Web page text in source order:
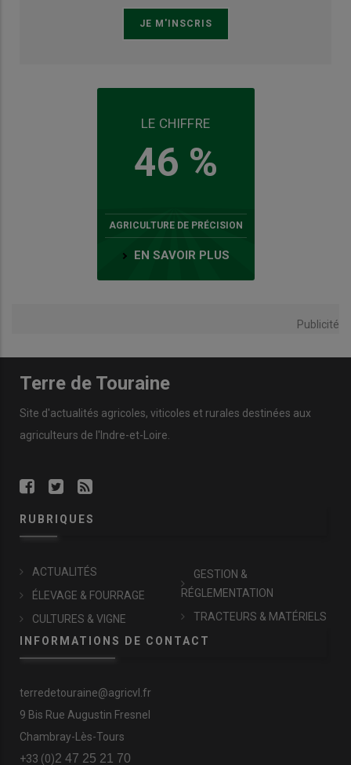
LE CHIFFRE
46 %
AGRICULTURE DE PRÉCISION
EN SAVOIR PLUS
Publicité
Terre de Touraine
Site d'actualités agricoles, viticoles et rurales destinées aux
agriculteurs de l'Indre-et-Loire.
RUBRIQUES
ACTUALITÉS
ÉLEVAGE & FOURRAGE
CULTURES & VIGNE
GESTION &
RÉGLEMENTATION
TRACTEURS & MATÉRIELS
INFORMATIONS DE CONTACT
terredetouraine@agricvl.fr
9 Bis Rue Augustin Fresnel
Chambray-Lès-Tours
+33 (0)2 47 25 21 70